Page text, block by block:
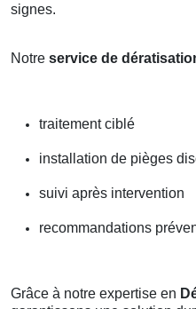
signes.
Notre service de
traitement ciblé
installation de pièges
suivi après intervention
recommandations
Grâce à notre expertise en